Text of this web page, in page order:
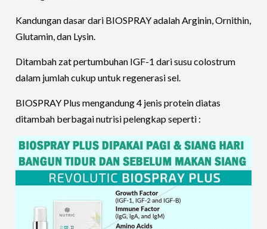
Kandungan dasar dari BIOSPRAY adalah Arginin, Ornithin,
Glutamin, dan Lysin.
Ditambah zat pertumbuhan IGF-1 dari susu colostrum
dalam jumlah cukup untuk regenerasi sel.
BIOSPRAY Plus mengandung 4 jenis protein diatas
ditambah berbagai nutrisi pelengkap seperti :